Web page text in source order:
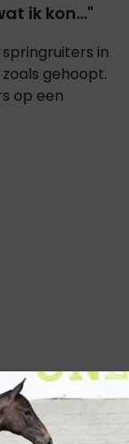
ik kon..."
in
gehoopt.
op een